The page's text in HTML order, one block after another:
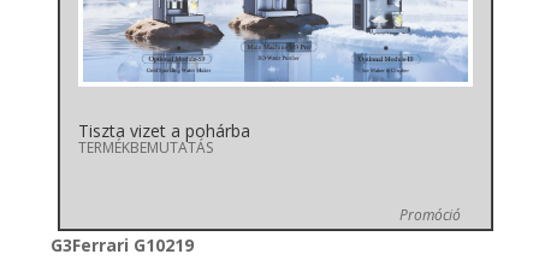
Tiszta vizet a pohárba
TERMÉKBEMUTATÁS
Promóció
G3Ferrari G10219